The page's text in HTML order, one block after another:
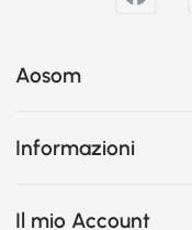
Aosom
Informazioni
Il mio Account